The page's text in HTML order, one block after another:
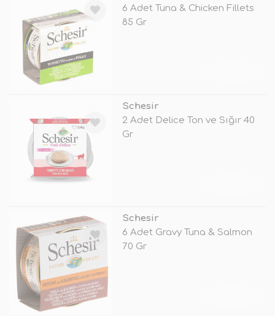
6 Adet Tuna & Chicken Fillets
85 Gr
Schesir
2 Adet Delice Ton ve Sığır 40
Gr
Schesir
6 Adet Gravy Tuna & Salmon
70 Gr